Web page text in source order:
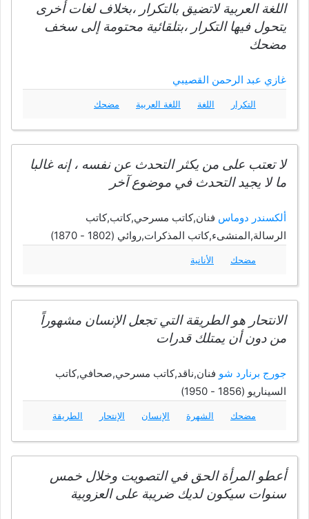
اللغة العربية لاتضيق بالتكرار ،بخلاف لغات أخرى
يتحول فيها التكرار ،بتلقائية محتومة إلى سخف
مضحك
غازي عبد الرحمن القصيبي
التكرار اللغة اللغة العربية مضحك
لا تعتب على من يكثر التحدث عن نفسه ، إنه غالبا
ما لا يجيد التحدث في موضوع آخر
ألكسندر دوماس فنان,كاتب مسرحي,كاتب,كاتب
الرسالة,المنشىء,كاتب المذكرات,روائي (1802 - 1870)
مضحك الأنانية
الانتحار هو الطريقة التي تجعل الإنسان مشهوراً
من دون أن يمتلك قدرات
جورج برنارد شو فنان,ناقد,كاتب مسرحي,صحافي,كاتب
السيناريو (1856 - 1950)
مضحك الشهرة الإنسان الإنتحار الطريقة
أعطو المرأة الحق في التصويت وخلال خمس
سنوات سيكون لديك ضريبة على العزوبية